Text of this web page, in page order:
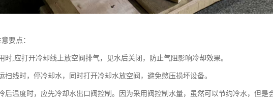
要点：
时,应打开冷却线上放空阀排气，见水后关闭，防止气阻影响冷却效果。
扫线时，停冷却水，同时打开冷却水放空阀，避免憋压损坏设备。
后温度时，应先冷却水出口阀控制。因为采用阀控制水量，虽然可以节约冷水，但是